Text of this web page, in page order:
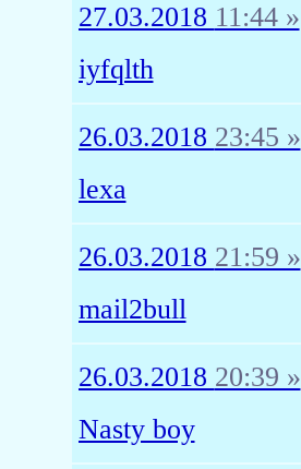
27.03.2018 11:44 »
iyfqlth
26.03.2018 23:45 »
lexa
26.03.2018 21:59 »
mail2bull
26.03.2018 20:39 »
Nasty boy